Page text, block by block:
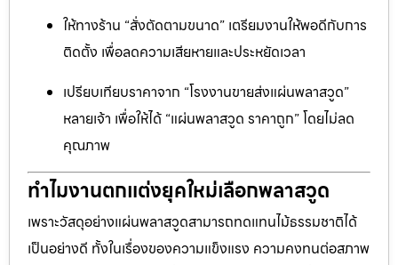
ให้ทางร้าน “สั่งตัดตามขนาด” เตรียมงานให้พอดีกับการ
ติดตั้ง เพื่อลดความเสียหายและประหยัดเวลา
เปรียบเทียบราคาจาก “โรงงานขายส่งแผ่นพลาสวูด”
หลายเจ้า เพื่อให้ได้ “แผ่นพลาสวูด ราคาถูก” โดยไม่ลด
คุณภาพ
ทำไมงานตกแต่งยุคใหม่เลือกพลาสวูด
เพราะวัสดุอย่างแผ่นพลาสวูดสามารถทดแทนไม้ธรรมชาติได้
เป็นอย่างดี ทั้งในเรื่องของความแข็งแรง ความคงทนต่อสภาพ